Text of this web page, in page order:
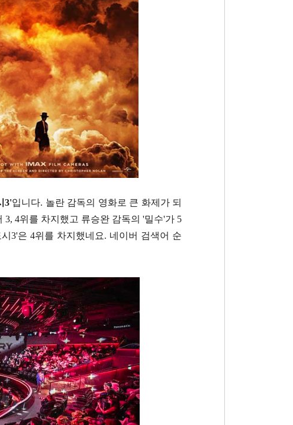
3'입니다. 놀란 감독의 영화로 큰 화제가 되
4위를 차지했고 류승완 감독의 '밀수'가 5
3'은 4위를 차지했네요. 네이버 검색어 순